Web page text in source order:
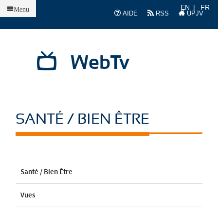
AIDE
RSS UPJV
EN FR
WebTv
Menu
SANTÉ / BIEN ÊTRE
Santé / Bien Être
Vues